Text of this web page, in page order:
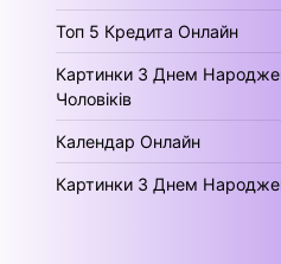
Топ 5 Кредита Онлайн
Картинки З Днем
Чоловіків
Календар Онлайн
Картинки З Днем